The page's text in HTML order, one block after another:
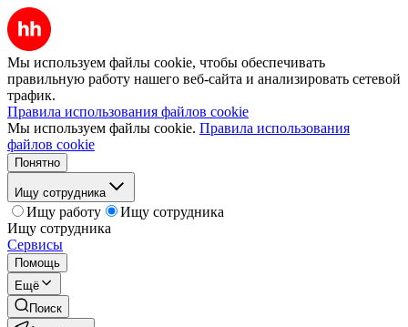
Мы используем файлы cookie, чтобы обеспечивать
правильную работу нашего веб-сайта и анализировать сетевой
трафик.
Правила использования файлов cookie
Мы используем файлы cookie. Правила использования
файлов cookie
Понятно
Ищу сотрудника
Ищу работу
Ищу сотрудника
Ищу сотрудника
Сервисы
Помощь
Ещё
Поиск